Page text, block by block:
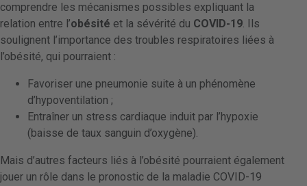
comprendre les mécanismes possibles expliquant la
relation entre l’obésité et la sévérité du COVID-19. Ils
soulignent l’importance des troubles respiratoires liées à
l’obésité, qui pourraient :
Favoriser une pneumonie suite à un phénomène
d’hypoventilation ;
Entraîner un stress cardiaque induit par l’hypoxie
(baisse de taux sanguin d’oxygène).
Mais d’autres facteurs liés à l’obésité pourraient également
jouer un rôle dans le pronostic de la maladie COVID-19